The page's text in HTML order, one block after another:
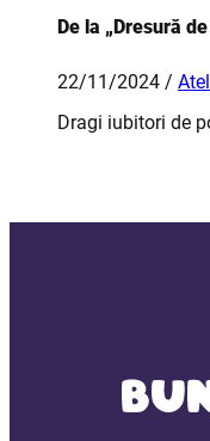
De la „Dresură
22/11/2024 /
Dragi iubitori de